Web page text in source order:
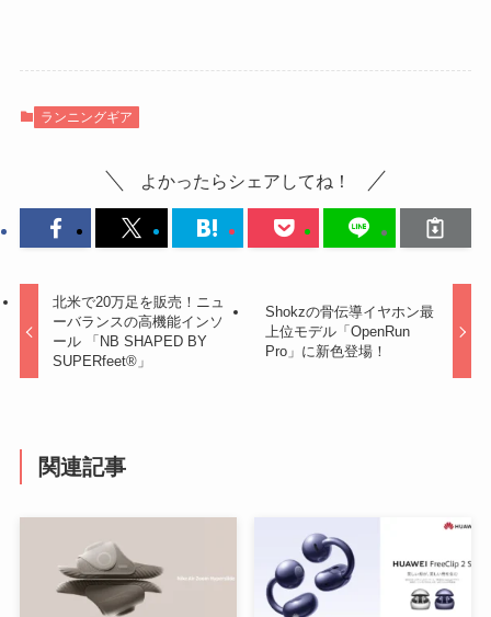
ランニングギア
よかったらシェアしてね！
北米で20万足を販売！ニュ
ーバランスの高機能インソ
ール 「NB SHAPED BY
SUPERfeet®」
Shokzの骨伝導イヤホン最
上位モデル「OpenRun
Pro」に新色登場！
関連記事